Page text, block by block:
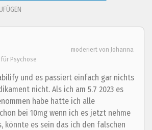
moderiert von Johanna
Psychose
und es passiert einfach gar nichts
nicht. Als ich am 5.7 2023 es
habe hatte ich alle
bei 10mg wenn ich es jetzt nehme
könnte es sein das ich den falschen